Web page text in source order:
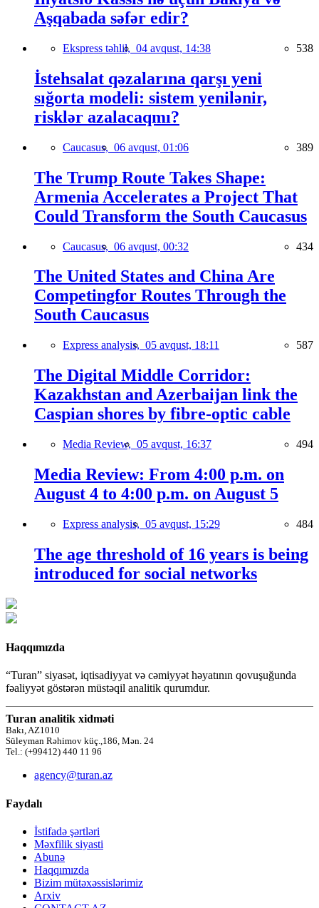
Aşqabada səfər edir?
Ekspress təhlil, 04 avqust, 14:38 538
İstehsalat qəzalarına qarşı yeni
sığorta modeli: sistem yenilənir,
risklər azalacaqmı?
Caucasus, 06 avqust, 01:06 389
The Trump Route Takes Shape:
Armenia Accelerates a Project That
Could Transform the South Caucasus
Caucasus, 06 avqust, 00:32 434
The United States and China Are
Competingfor Routes Through the
South Caucasus
Express analysis, 05 avqust, 18:11 587
The Digital Middle Corridor:
Kazakhstan and Azerbaijan link the
Caspian shores by fibre-optic cable
Media Review, 05 avqust, 16:37 494
Media Review: From 4:00 p.m. on
August 4 to 4:00 p.m. on August 5
Express analysis, 05 avqust, 15:29 484
The age threshold of 16 years is being
introduced for social networks
Haqqımızda
“Turan” siyasət, iqtisadiyyat və cəmiyyət həyatının qovuşuğunda
fəaliyyət göstərən müstəqil analitik qurumdur.
Turan analitik xidməti
Bakı, AZ1010
Süleyman Rəhimov küç.,186, Mən. 24
Tel.: (+99412) 440 11 96
agency@turan.az
Faydalı
İstifadə şərtləri
Məxfilik siyasti
Abunə
Haqqımızda
Bizim mütəxəssislərimiz
Arxiv